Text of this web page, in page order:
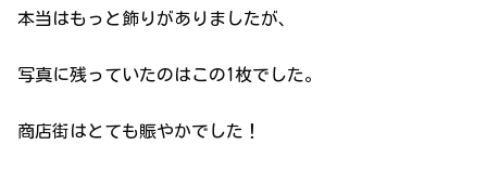
本当はもっと飾りがありましたが、
写真に残っていたのはこの1枚でした。
商店街はとても賑やかでした！